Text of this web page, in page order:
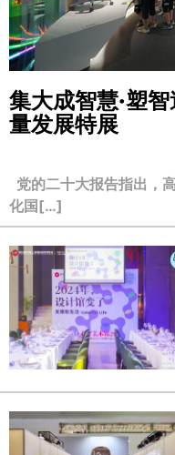
集大成智慧·塑
量发展特展
党的二十大报告指出，
化国[…]